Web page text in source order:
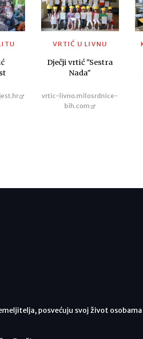
VRTIĆ U LIVNU
Dječji vrtić "Sestra
Nada"
vrtic-livno.milosrdnice-
bih.com
posvećuju svoj život osobama